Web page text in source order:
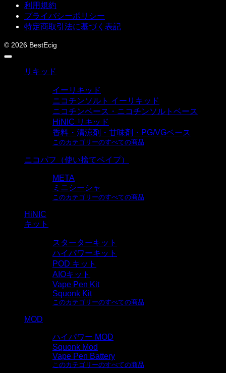
利用規約
プライバシーポリシー
特定商取引法に基づく表記
© 2026 BestEcig
リキッド
イーリキッド
ニコチンソルト イーリキッド
ニコチンベース・ニコチンソルトベース
HiNIC リキッド
香料・清涼剤・甘味剤・PG/VGベース
このカテゴリーのすべての商品
ニコパフ（使い捨てベイプ）
META
ミニシーシャ
このカテゴリーのすべての商品
HiNIC
キット
スターターキット
ハイパワーキット
POD キット
AIOキット
Vape Pen Kit
Squonk Kit
このカテゴリーのすべての商品
MOD
ハイパワー MOD
Squonk Mod
Vape Pen Battery
このカテゴリーのすべての商品